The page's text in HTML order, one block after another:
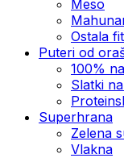
Meso
Ostala
Puteri od
100%
Slatki
Superhrana
Zelena
Vlakna